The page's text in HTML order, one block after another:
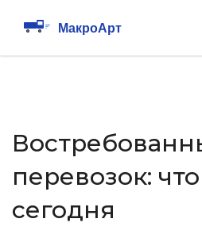
перевозок:
сегодня